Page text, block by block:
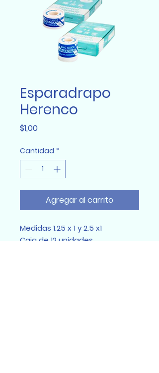
Esparadrapo
Herenco
$1,00Precio
Cantidad *
Agregar al carrito
Medidas 1.25 x 1 y 2.5 x1
Caja de 12 unidades